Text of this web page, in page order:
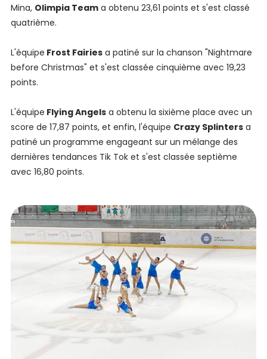
Mina, Olimpia Teama obtenu 23,61 points et s'est classé
quatrième.
L'équipe Frost Fairiesa patiné sur la chanson "Nightmare
before Christmas" et s'est classée cinquième avec 19,23
points.
L'équipe Flying Angelsa obtenu la sixième place avec un
score de 17,87 points, et enfin, l'équipe Crazy Splintersa
patiné un programme engageant sur un mélange des
dernières tendances Tik Tok et s'est classée septième
avec 16,80 points.